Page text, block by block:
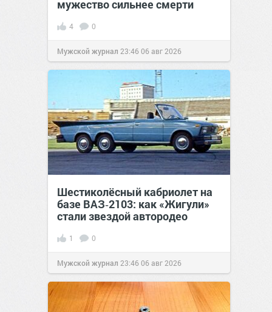
мужество сильнее смерти
4 0
Мужской журнал 23:4606 авг 2026
Шестиколёсный кабриолет на
базе ВАЗ‑2103: как «Жигули»
стали звездой автородео
1 0
Мужской журнал 23:4606 авг 2026